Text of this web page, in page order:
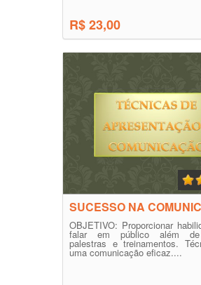
R$ 23,00
SUCESSO NA
OBJETIVO: Proporcionar
falar em público além de
palestras e treinamentos.
uma comunicação eficaz....